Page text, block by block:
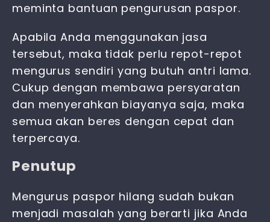
meminta bantuan pengurusan paspor.
Apabila Anda menggunakan jasa
tersebut, maka tidak perlu repot-repot
mengurus sendiri yang butuh antri lama.
Cukup dengan membawa persyaratan
dan menyerahkan biayanya saja, maka
semua akan beres dengan cepat dan
terpercaya.
Penutup
Mengurus paspor hilang sudah bukan
menjadi masalah yang berarti jika Anda